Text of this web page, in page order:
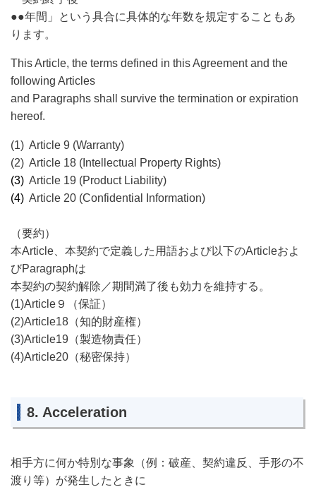
●●年間」という具合に具体的な年数を規定することもあ
ります。
This Article, the terms defined in this Agreement and the
following Articles
and Paragraphs shall survive the termination or expiration
hereof.
(1) Article 9 (Warranty)
(2) Article 18 (Intellectual Property Rights)
(3) Article 19 (Product Liability)
(4) Article 20 (Confidential Information)
（要約）
本Article、本契約で定義した用語および以下のArticleおよ
びParagraphは
本契約の契約解除／期間満了後も効力を維持する。
(1)Article９（保証）
(2)Article18（知的財産権）
(3)Article19（製造物責任）
(4)Article20（秘密保持）
8. Acceleration
相手方に何か特別な事象（例：破産、契約違反、手形の不
渡り等）が発生したときに